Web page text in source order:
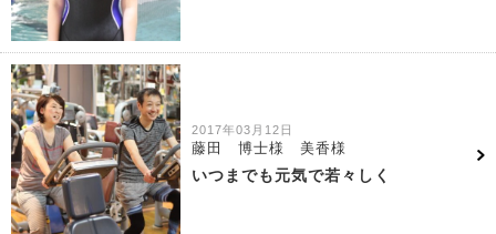
2017年03月12日
藤田 博士様 美香様
いつまでも元気で若々しく